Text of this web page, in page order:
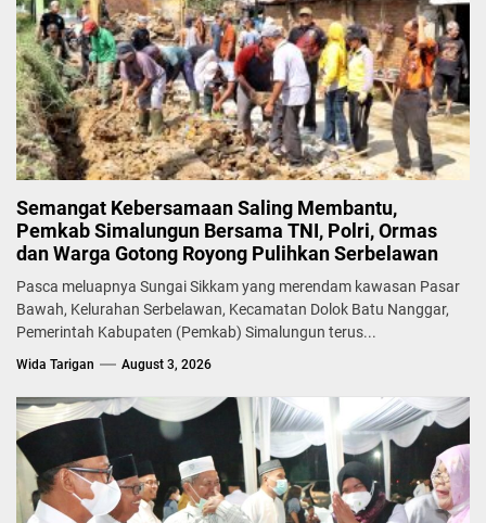
Semangat Kebersamaan Saling Membantu,
Pemkab Simalungun Bersama TNI, Polri, Ormas
dan Warga Gotong Royong Pulihkan Serbelawan
Pasca meluapnya Sungai Sikkam yang merendam kawasan Pasar
Bawah, Kelurahan Serbelawan, Kecamatan Dolok Batu Nanggar,
Pemerintah Kabupaten (Pemkab) Simalungun terus...
Wida Tarigan August 3, 2026